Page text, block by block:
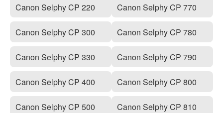
Canon Selphy CP 220
Canon Selphy CP 300
Canon Selphy CP 330
Canon Selphy CP 400
Canon Selphy CP 500
Canon Selphy CP 770
Canon Selphy CP 780
Canon Selphy CP 790
Canon Selphy CP 800
Canon Selphy CP 810